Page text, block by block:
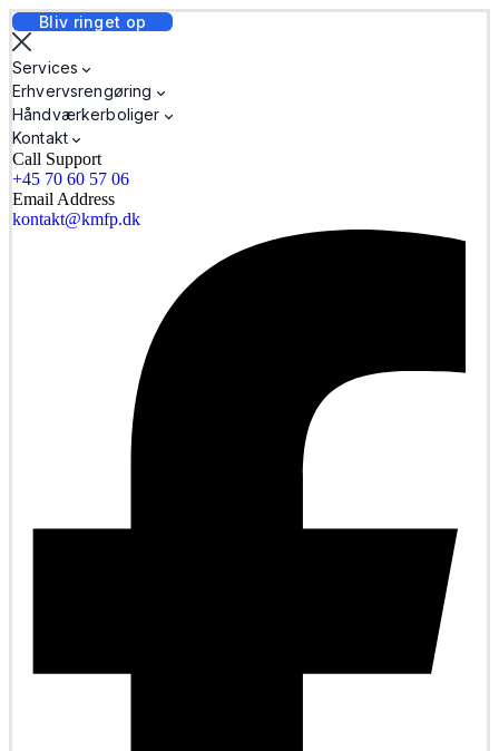
Bliv ringet op
Services
Erhvervsrengøring
Håndværkerboliger
Kontakt
Call Support
+45 70 60 57 06
Email Address
kontakt@kmfp.dk